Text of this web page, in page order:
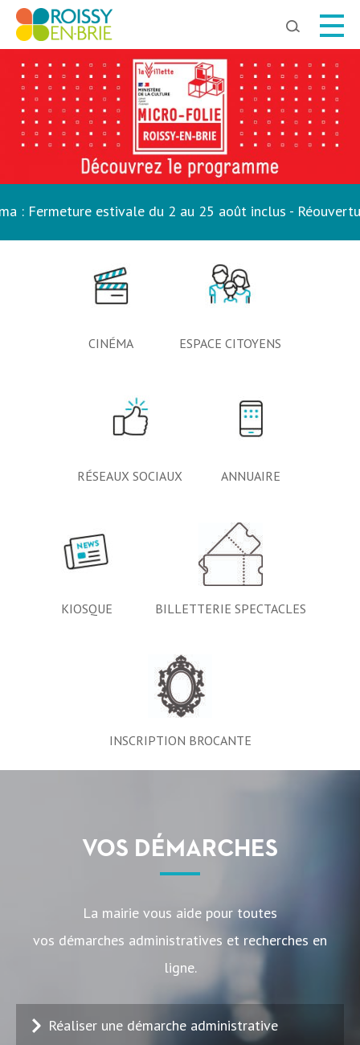
Chercher
estivale du 2 au 25 août inclus - Réouverture
CINÉMA ESPACE CITOYENS
RÉSEAUX SOCIAUX ANNUAIRE
KIOSQUE BILLETTERIE SPECTACLES
INSCRIPTION BROCANTE
VOS DÉMARCHES
La mairie vous aide pour toutes
vos démarches administratives et recherches en
ligne.
Réaliser une démarche administrative